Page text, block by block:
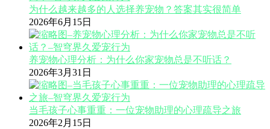
为什么越来越多的人选择养宠物？答案其实很简单
2026年6月15日
养宠物心理分析：为什么你家宠物总是不听话？
2026年3月31日
当毛孩子心事重重：一位宠物助理的心理疏导之旅
2026年2月15日